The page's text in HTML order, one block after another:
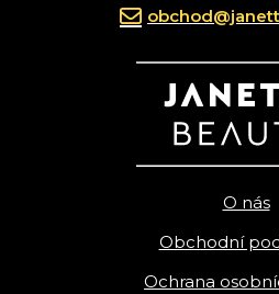
O nás
Obchodní
Ochrana